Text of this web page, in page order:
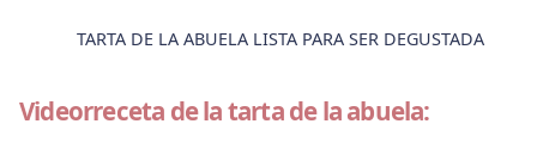
TARTA DE LA ABUELA LISTA PARA SER DEGUSTADA
Videorreceta de la tarta de la abuela: